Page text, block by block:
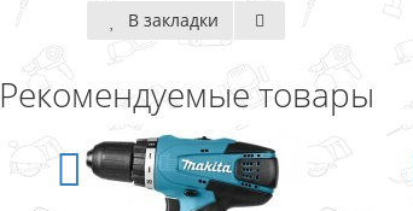
В закладки
Рекомендуемые товары